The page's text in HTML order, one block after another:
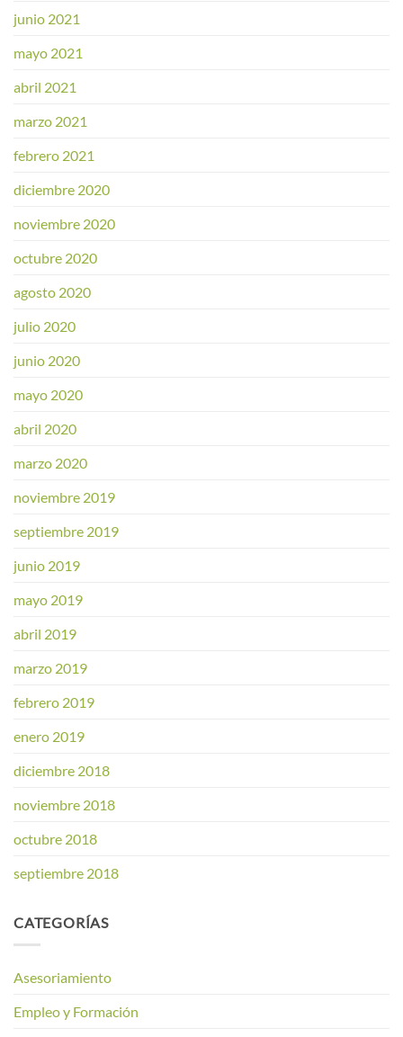
junio 2021
mayo 2021
abril 2021
marzo 2021
febrero 2021
diciembre 2020
noviembre 2020
octubre 2020
agosto 2020
julio 2020
junio 2020
mayo 2020
abril 2020
marzo 2020
noviembre 2019
septiembre 2019
junio 2019
mayo 2019
abril 2019
marzo 2019
febrero 2019
enero 2019
diciembre 2018
noviembre 2018
octubre 2018
septiembre 2018
CATEGORÍAS
Asesoriamiento
Empleo y Formación